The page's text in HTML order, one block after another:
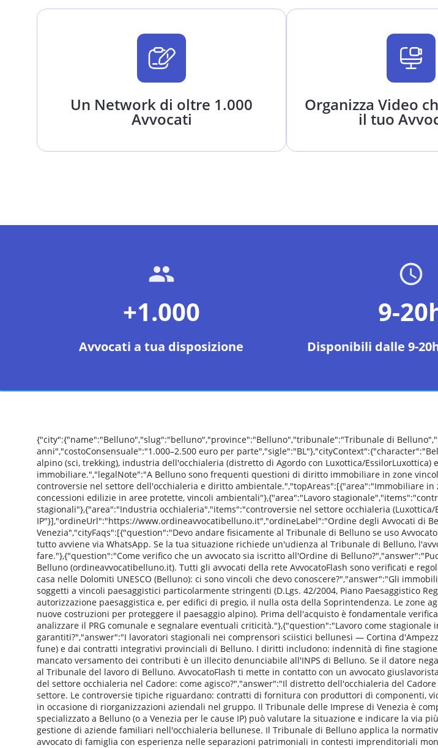
Un Network di oltre 1.000
Avvocati
Organizza Video
il tuo
+1.000
Avvocati a tua disposizione
9-
Disponibili dalle 9-
{"city":{"name":"Belluno","slug":"belluno","province":"Belluno","tribunale":"Tribunale di
anni","costoConsensuale":"1.000–2.500 euro per
alpino (sci, trekking), industria dell'occhialeria (distretto di Agordo con Luxottica/
immobiliare.","legalNote":"A Belluno sono frequenti questioni di diritto immobiliare in zone
controversie nel settore dell'occhialeria e diritto ambientale.","topAreas":[{"area":"Immobiliare
concessioni edilizie in aree protette, vincoli ambientali"},{"area":"Lavoro
stagionali"},{"area":"Industria occhialeria","items":"controversie nel settore occhialeria
IP"}],"ordineUrl":"https://www.ordineavvocatibelluno.it","ordineLabel":"Ordine degli Avvocati di
Venezia","cityFaqs":[{"question":"Devo andare fisicamente al Tribunale di Belluno se uso
tutto avviene via WhatsApp. Se la tua situazione richiede un'udienza al Tribunale di Belluno,
fare."},{"question":"Come verifico che un avvocato sia iscritto all'Ordine di
Belluno (ordineavvocatibelluno.it). Tutti gli avvocati della rete AvvocatoFlash sono verificati e
casa nelle Dolomiti UNESCO (Belluno): ci sono vincoli che devo conoscere?","answer":"Gli
soggetti a vincoli paesaggistici particolarmente stringenti (D.Lgs. 42/2004, Piano Paesaggistico
autorizzazione paesaggistica e, per edifici di pregio, il nulla osta della Soprintendenza. Le zone
nuove costruzioni per proteggere il paesaggio alpino). Prima dell'acquisto è fondamentale
analizzare il PRG comunale e segnalare eventuali criticità."},{"question":"Lavoro come
garantiti?","answer":"I lavoratori stagionali nei comprensori sciistici bellunesi — Cortina
fune) e dai contratti integrativi provinciali di Belluno. I diritti includono: indennità di fine
mancato versamento dei contributi è un illecito denunciabile all'INPS di Belluno. Se il datore
al Tribunale del lavoro di Belluno. AvvocatoFlash ti mette in contatto con un avvocato
del settore occhialeria nel Cadore: come agisco?","answer":"Il distretto dell'occhialeria del
settore. Le controversie tipiche riguardano: contratti di fornitura con produttori di componenti,
in occasione di riorganizzazioni aziendali nel gruppo. Il Tribunale delle Imprese di Venezia è
specializzato a Belluno (o a Venezia per le cause IP) può valutare la situazione e indicare la via
gestione di aziende familiari nell'occhialeria bellunese. Il Tribunale di Belluno applica la
avvocato di famiglia con esperienza nelle separazioni patrimoniali in contesti imprenditoriali